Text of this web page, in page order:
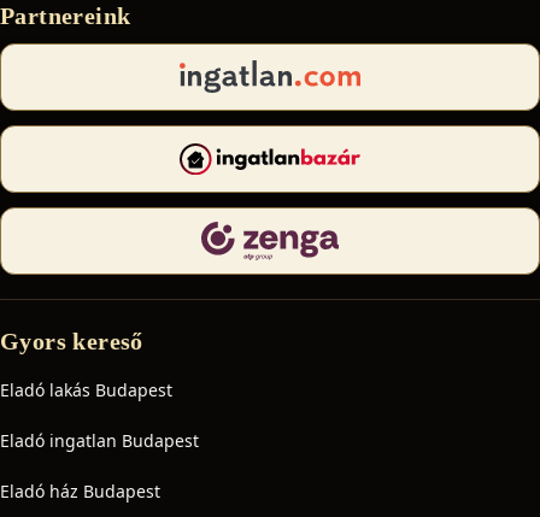
Partnereink
Gyors kereső
Eladó lakás Budapest
Eladó ingatlan Budapest
Eladó ház Budapest